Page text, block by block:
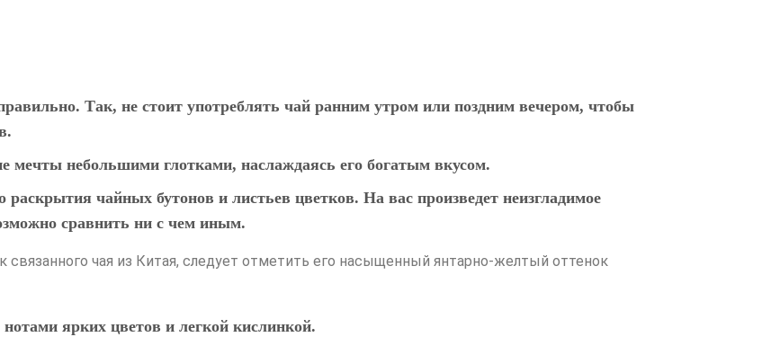
Так, не стоит употреблять чай ранним утром или поздним вечером, чтобы
мечты небольшими глотками, наслаждаясь его богатым вкусом.
раскрытия чайных бутонов и листьев цветков. На вас произведет неизгладимое
сравнить ни с чем иным.
связанного чая из Китая, следует отметить его насыщенный янтарно-желтый оттенок
ярких цветов и легкой кислинкой.